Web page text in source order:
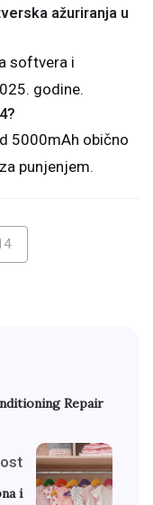
ažuriranja u
softvera i
godine.
5000mAh obično
punjenjem.
Repair
i